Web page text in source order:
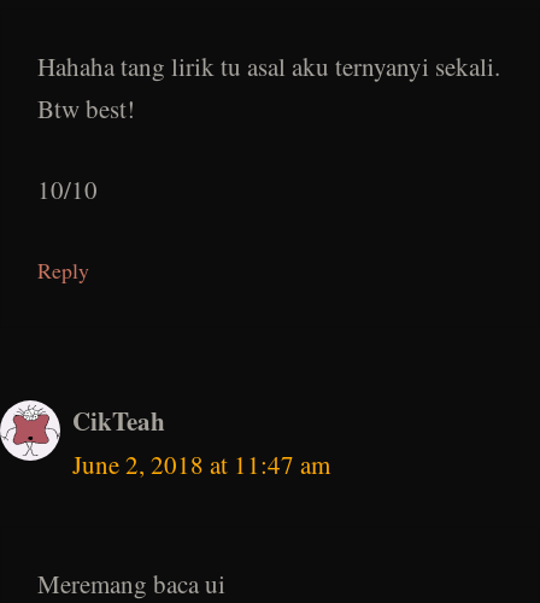
Hahaha tang lirik tu asal aku ternyanyi sekali.
Btw best!
10/10
Reply
CikTeah
June 2, 2018 at 11:47 am
Meremang baca ui